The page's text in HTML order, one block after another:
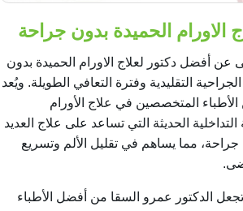
الاورام الحميدة بدون جراحة
عن أفضل دكتور لعلاج الاورام الحميدة بدون
التقليدية وفترة التعافي الطويلة. ويُعد
المتخصصين في علاج الأورام
الحديثة التي تساعد على علاج العديد
مما يساهم في تقليل الألم وتسريع
الدكتور عمرو السقا من أفضل الأطباء